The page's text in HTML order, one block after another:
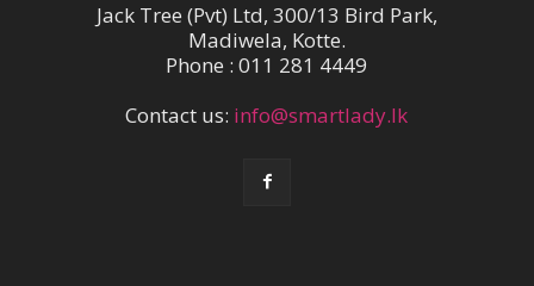
Jack Tree (Pvt) Ltd, 300/13 Bird Park,
Madiwela, Kotte.
Phone : 011 281 4449
Contact us: info@smartlady.lk